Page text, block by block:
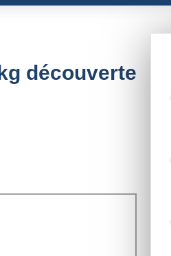
découverte